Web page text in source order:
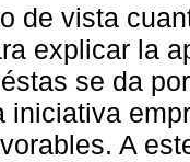
de vista
explicar la
se da
iniciativa
A